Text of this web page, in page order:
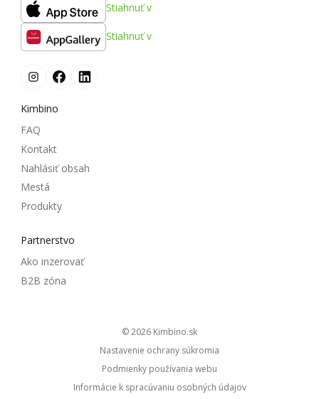
Stiahnuť v
Stiahnuť v
Kimbino
FAQ
Kontakt
Nahlásiť obsah
Mestá
Produkty
Partnerstvo
Ako inzerovať
B2B zóna
© 2026
kimbino.sk
Nastavenie ochrany súkromia
Podmienky používania webu
Informácie k spracúvaniu osobných údajov